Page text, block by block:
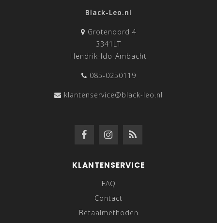
Black-Leo.nl
Grotenoord 4
3341LT
Hendrik-Ido-Ambacht
085-0250119
klantenservice@black-leo.nl
KLANTENSERVICE
FAQ
Contact
Betaalmethoden